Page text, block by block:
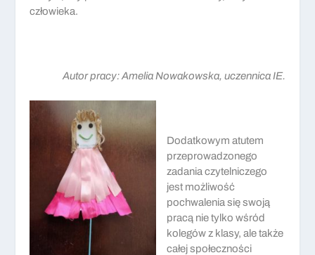
człowieka.
Autor pracy: Amelia Nowakowska, uczennica IE.
Dodatkowym atutem
przeprowadzonego
zadania czytelniczego
jest możliwość
pochwalenia się swoją
pracą nie tylko wśród
kolegów z klasy, ale także
całej społeczności